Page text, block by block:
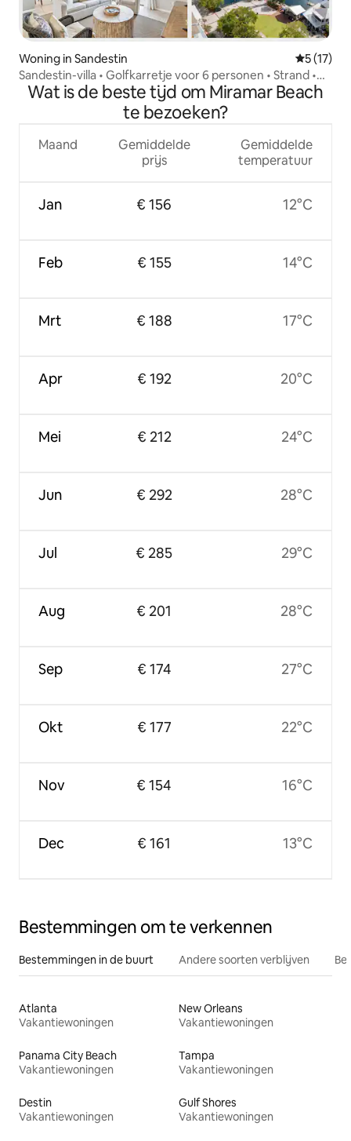
Woning in Sandestin
5 (17)
Sandestin-villa • Golfkarretje voor 6 personen • Strand •
Baytowne • Zwembad
Wat is de beste tijd om Miramar Beach
te bezoeken?
Maand
Jan
Feb
Mrt
Apr
Mei
Jun
Jul
Aug
Sep
Okt
Nov
Dec
Gemiddelde
prijs
€ 156
€ 155
€ 188
€ 192
€ 212
€ 292
€ 285
€ 201
€ 174
€ 177
€ 154
€ 161
Gemiddelde
temperatuur
12°C
14°C
17°C
20°C
24°C
28°C
29°C
28°C
27°C
22°C
16°C
13°C
Bestemmingen om te verkennen
Bestemmingen in de buurt Andere soorten verblijven
Atlanta
Vakantiewoningen
New Orleans
Vakantiewoningen
Panama City Beach
Vakantiewoningen
Tampa
Vakantiewoningen
Destin
Vakantiewoningen
Gulf Shores
Vakantiewoningen